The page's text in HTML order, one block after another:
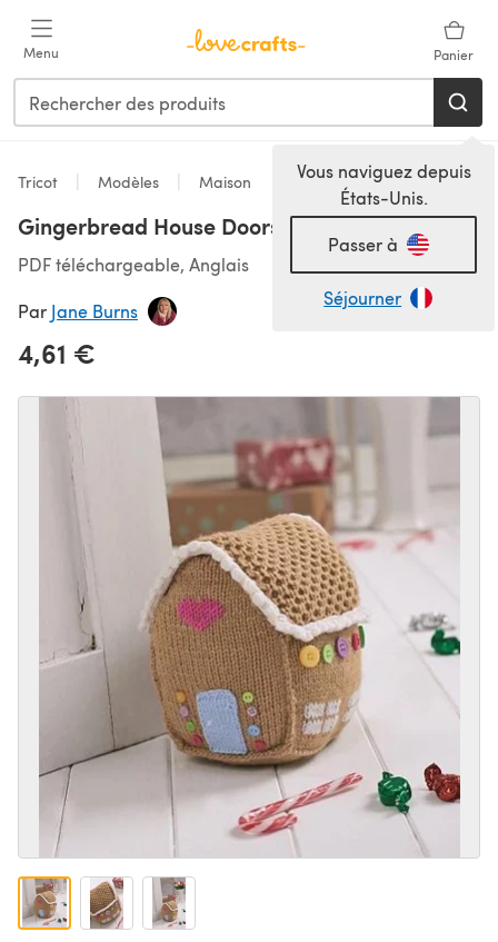
Menu Panier
Vous naviguez depuis
États-Unis.
Passer à
Séjourner
Tricot Modèles Maison
Gingerbread House Doorstop
PDF téléchargeable, Anglais
Par Jane Burns
4,61 €